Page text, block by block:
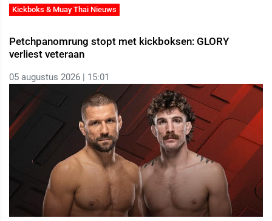
Kickboks & Muay Thai Nieuws
Petchpanomrung stopt met kickboksen: GLORY
verliest veteraan
05 augustus 2026 | 15:01